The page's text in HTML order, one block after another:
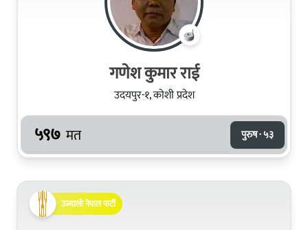
गणेश कुमार राई
उदयपुर-१, कोशी प्रदेश
५९७ मत पुरुष · ५३
उज्यालो नेपाल पार्टी